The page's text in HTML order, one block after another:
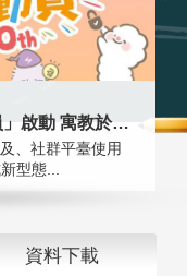
「夏日網安總動員」啟動 寓教於樂提
、社群平臺使用
型態...
資料下載